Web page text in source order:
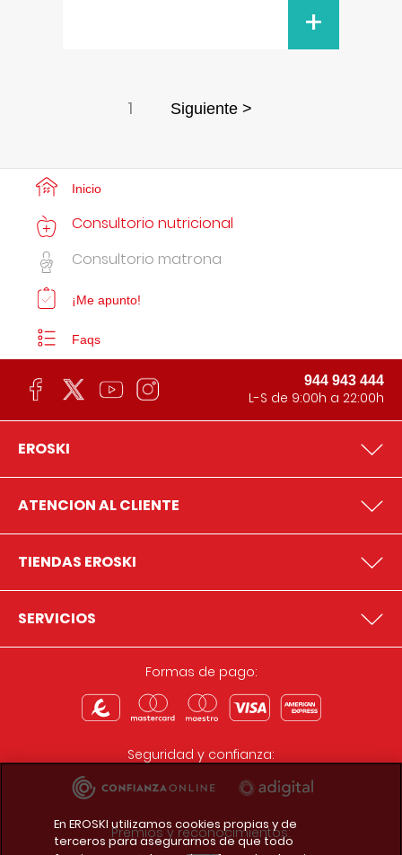
+
1 Siguiente >
Inicio
Consultorio nutricional
Consultorio matrona
¡Me apunto!
Faqs
944 943 444
L-S de 9:00h a 22:00h
EROSKI
ATENCION AL CLIENTE
TIENDAS EROSKI
SERVICIOS
Formas de pago:
Seguridad y confianza:
Premios y reconocimientos:
En EROSKI utilizamos cookies propias y de
terceros para asegurarnos de que todo